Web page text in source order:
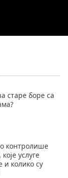
старе боре са
контролише
услуге
и колико су